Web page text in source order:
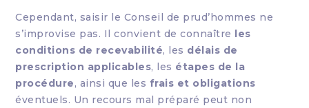
Cependant, saisir le Conseil de prud’hommes ne
s’improvise pas. Il convient de connaître les
conditions de recevabilité, les délais de
prescription applicables, les étapes de la
procédure, ainsi que les frais et obligations
éventuels. Un recours mal préparé peut non